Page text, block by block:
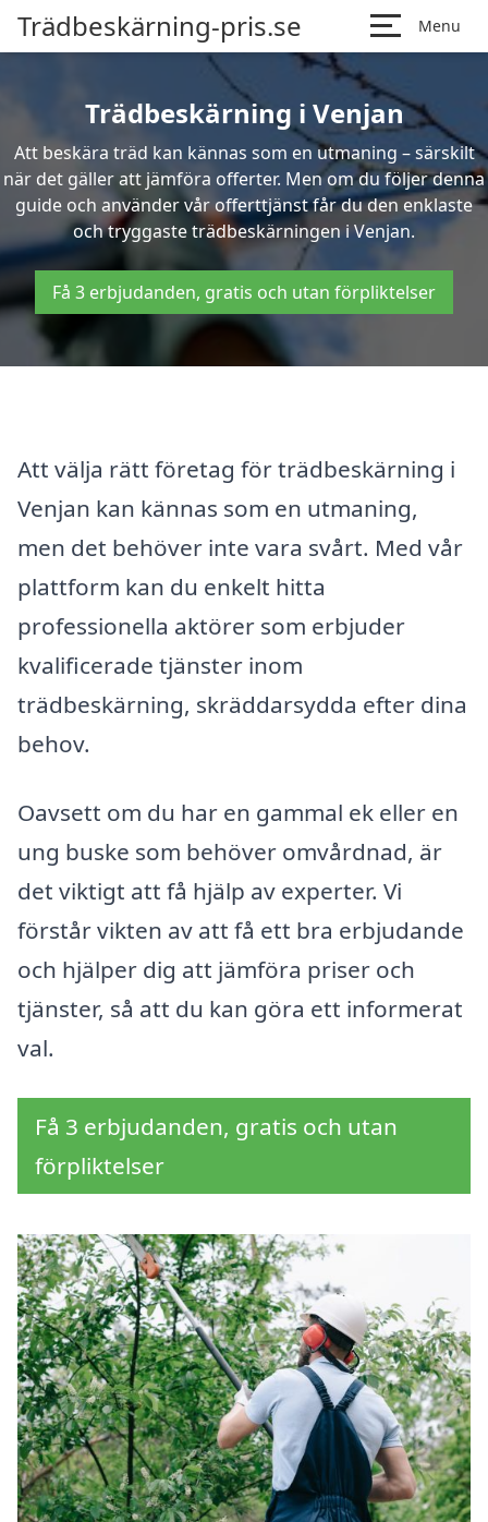
Trädbeskärning-pris.se Menu
Trädbeskärning i Venjan
Att beskära träd kan kännas som en utmaning – särskilt
när det gäller att jämföra offerter. Men om du följer denna
guide och använder vår offerttjänst får du den enklaste
och tryggaste trädbeskärningen i Venjan.
Få 3 erbjudanden, gratis och utan förpliktelser
Att välja rätt företag för trädbeskärning i
Venjan kan kännas som en utmaning,
men det behöver inte vara svårt. Med vår
plattform kan du enkelt hitta
professionella aktörer som erbjuder
kvalificerade tjänster inom
trädbeskärning, skräddarsydda efter dina
behov.
Oavsett om du har en gammal ek eller en
ung buske som behöver omvårdnad, är
det viktigt att få hjälp av experter. Vi
förstår vikten av att få ett bra erbjudande
och hjälper dig att jämföra priser och
tjänster, så att du kan göra ett informerat
val.
Få 3 erbjudanden, gratis och utan
förpliktelser